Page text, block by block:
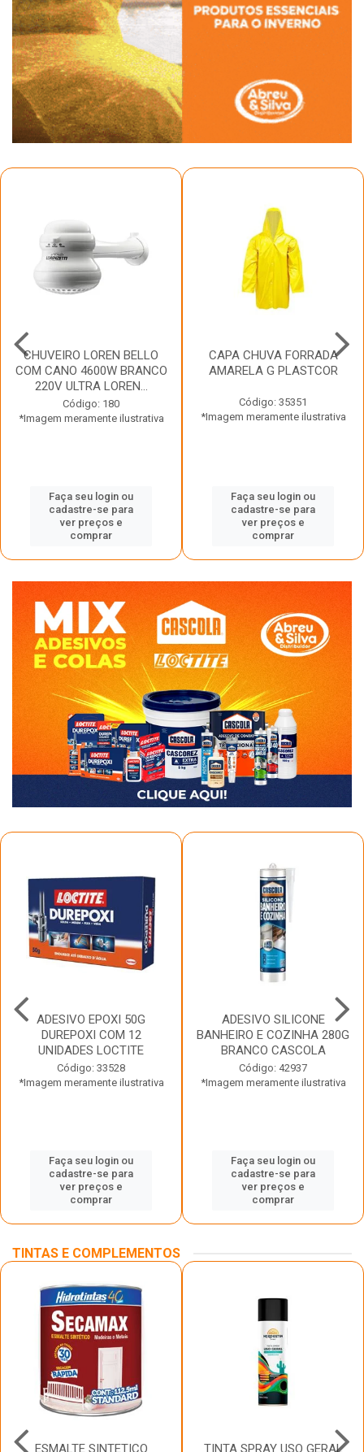
CHUVEIRO LOREN BELLO
COM CANO 4600W BRANCO
220V ULTRA LOREN...
Código: 180
*Imagem meramente ilustrativa
Faça seu login ou
cadastre-se para
ver preços e
comprar
CAPA CHUVA FORRADA
AMARELA G PLASTCOR
Código: 35351
*Imagem meramente ilustrativa
Faça seu login ou
cadastre-se para
ver preços e
comprar
ADESIVO EPOXI 50G
DUREPOXI COM 12
UNIDADES LOCTITE
Código: 33528
*Imagem meramente ilustrativa
Faça seu login ou
cadastre-se para
ver preços e
comprar
ADESIVO SILICONE
BANHEIRO E COZINHA 280G
BRANCO CASCOLA
Código: 42937
*Imagem meramente ilustrativa
Faça seu login ou
cadastre-se para
ver preços e
comprar
TINTAS E COMPLEMENTOS
ESMALTE SINTETICO TINTA SPRAY USO GERAL